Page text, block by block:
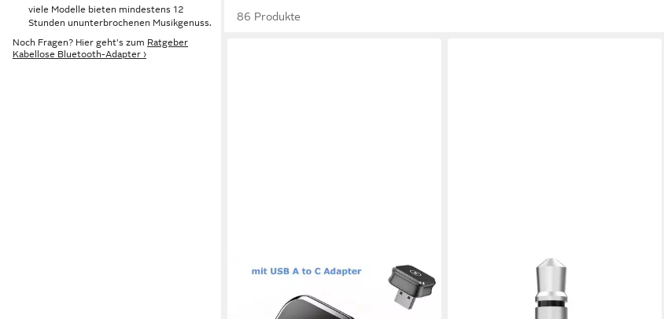
viele Modelle bieten mindestens 12
Stunden ununterbrochenen Musikgenuss.
Noch Fragen? Hier geht's zum Ratgeber
Kabellose Bluetooth-Adapter ›
86 Produkte